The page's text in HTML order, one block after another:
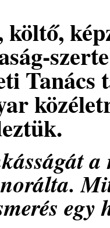
Tanács